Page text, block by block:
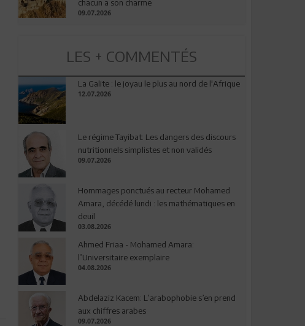
chacun a son charme
09.07.2026
LES + COMMENTÉS
La Galite : le joyau le plus au nord de l'Afrique
12.07.2026
Le régime Tayibat: Les dangers des discours
nutritionnels simplistes et non validés
09.07.2026
Hommages ponctués au recteur Mohamed
Amara, décédé lundi : les mathématiques en
deuil
03.08.2026
Ahmed Friaa - Mohamed Amara:
l’Universitaire exemplaire
04.08.2026
Abdelaziz Kacem: L’arabophobie s’en prend
aux chiffres arabes
09.07.2026